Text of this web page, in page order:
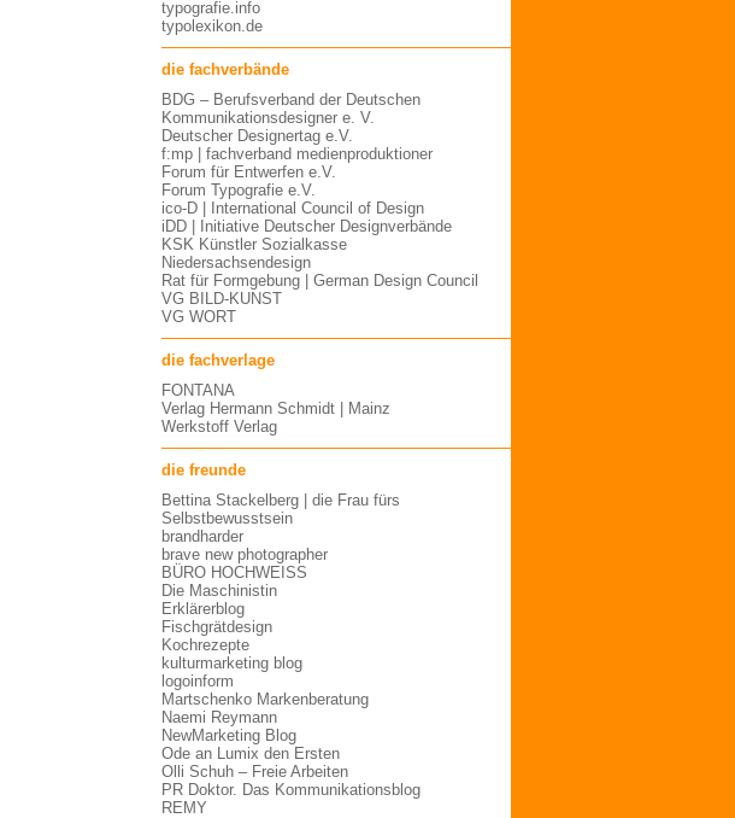
typografie.info
typolexikon.de
die fachverbände
BDG – Berufsverband der Deutschen
Kommunikationsdesigner e. V.
Deutscher Designertag e.V.
f:mp | fachverband medienproduktioner
Forum für Entwerfen e.V.
Forum Typografie e.V.
ico-D | International Council of Design
iDD | Initiative Deutscher Designverbände
KSK Künstler Sozialkasse
Niedersachsendesign
Rat für Formgebung | German Design Council
VG BILD-KUNST
VG WORT
die fachverlage
FONTANA
Verlag Hermann Schmidt | Mainz
Werkstoff Verlag
die freunde
Bettina Stackelberg | die Frau fürs
Selbstbewusstsein
brandharder
brave new photographer
BÜRO HOCHWEISS
Die Maschinistin
Erklärerblog
Fischgrätdesign
Kochrezepte
kulturmarketing blog
logoinform
Martschenko Markenberatung
Naemi Reymann
NewMarketing Blog
Ode an Lumix den Ersten
Olli Schuh – Freie Arbeiten
PR Doktor. Das Kommunikationsblog
REMY